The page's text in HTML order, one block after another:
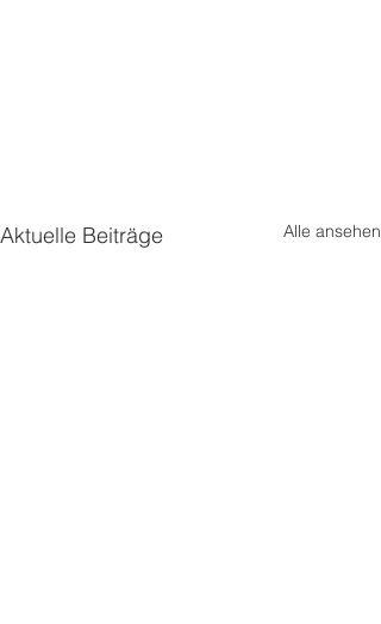
Aktuelle Beiträge Alle ansehen